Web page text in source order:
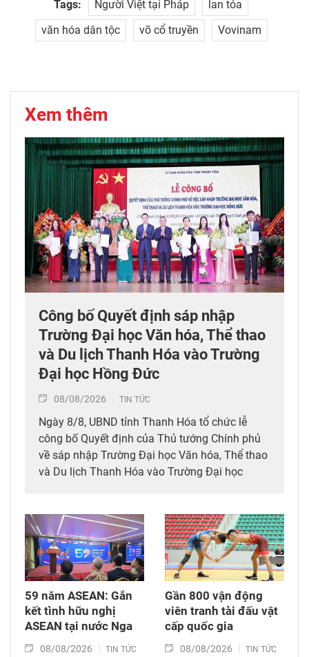
Tags: Người Việt tại Pháp
lan tỏa
văn hóa dân tộc
võ cổ truyền Vovinam
Xem thêm
Công bố Quyết định sáp nhập
Trường Đại học Văn hóa, Thể thao
và Du lịch Thanh Hóa vào Trường
Đại học Hồng Đức
08/08/2026 TIN TỨC
Ngày 8/8, UBND tỉnh Thanh Hóa tổ chức lễ
công bố Quyết định của Thủ tướng Chính phủ
về sáp nhập Trường Đại học Văn hóa, Thể thao
và Du lịch Thanh Hóa vào Trường Đại học
59 năm ASEAN: Gắn
kết tình hữu nghị
ASEAN tại nước Nga
08/08/2026 TIN TỨC
Gần 800 vận động
viên tranh tài đấu vật
cấp quốc gia
08/08/2026 TIN TỨC